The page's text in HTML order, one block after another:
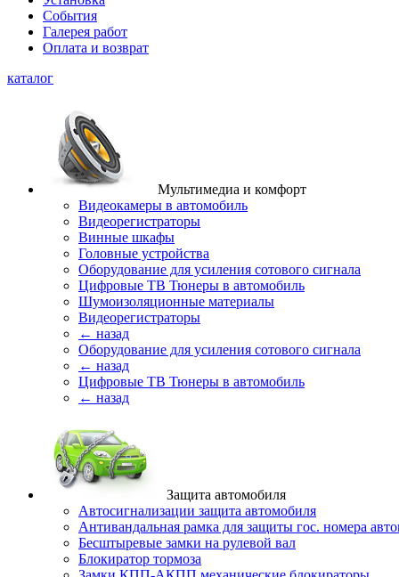
События
Галерея работ
Оплата и возврат
каталог
Мультимедиа и комфорт
Видеокамеры в автомобиль
Видеорегистраторы
Винные шкафы
Головные устройства
Оборудование для усиления сотового сигнала
Цифровые ТВ Тюнеры в автомобиль
Шумоизоляционные материалы
Видеорегистраторы
← назад
Оборудование для усиления сотового сигнала
← назад
Цифровые ТВ Тюнеры в автомобиль
← назад
Защита автомобиля
Автосигнализации защита автомобиля
Антивандальная рамка для защиты гос. номера
Бесштыревые замки на рулевой вал
Блокиратор тормоза